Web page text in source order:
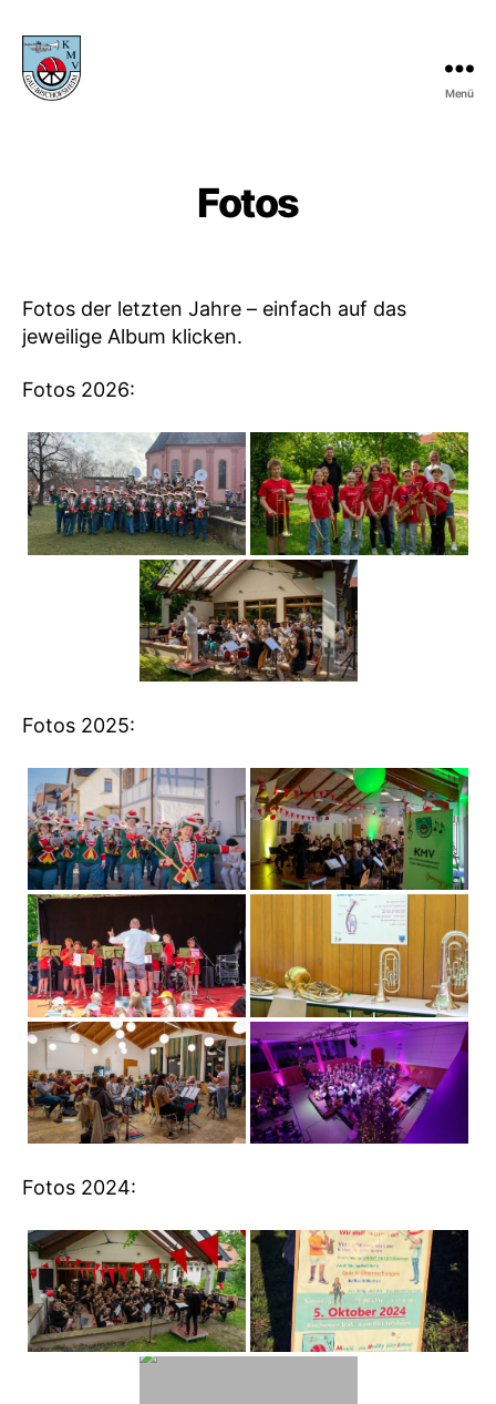
Menü
Fotos
Fotos der letzten Jahre – einfach auf das
jeweilige Album klicken.
Fotos 2026:
Fotos 2025:
Fotos 2024: